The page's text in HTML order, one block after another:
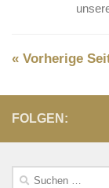
« Vorherige
FOLGEN: